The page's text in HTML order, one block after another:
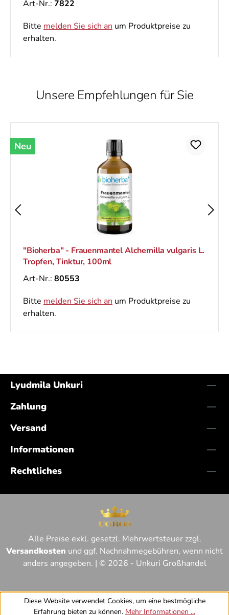
Art-Nr.: 7822
Bitte melden Sie sich an um Produktpreise zu
erhalten.
Produktgalerie überspringen
Unsere Empfehlungen für Sie
Neu
"Bioherba" - Frauenmantel Alchemilla vulgaris L.
Tropfen, Tinktur, 100ml
Art-Nr.: 80553
Bitte melden Sie sich an um Produktpreise zu
erhalten.
Lyudmila Unkuri
Zahlung
Versand
Informationen
Rechtliches
Alle Preise exkl. gesetzl. Mehrwertsteuer zzgl.
Versandkosten und ggf. Nachnahmegebühren, wenn nicht
anders angegeben. | © 2026 - Unkuri Großhandel
Diese Website verwendet Cookies, um eine bestmögliche
Erfahrung bieten zu können. Mehr Informationen ...